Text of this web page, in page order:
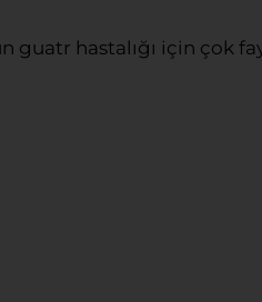
guatr hastalığı için çok